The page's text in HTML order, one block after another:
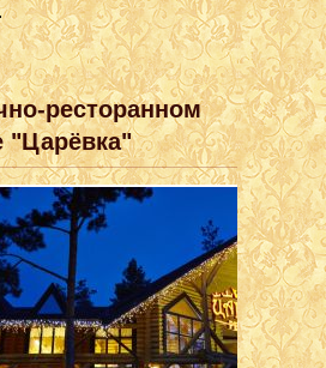
ресторанном
"Царёвка"